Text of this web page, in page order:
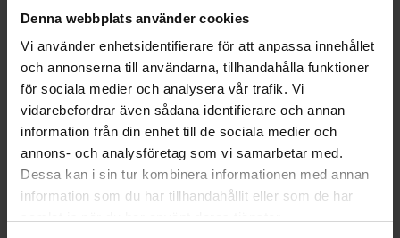
Denna webbplats använder cookies
Vi använder enhetsidentifierare för att anpassa innehållet
och annonserna till användarna, tillhandahålla funktioner
för sociala medier och analysera vår trafik. Vi
vidarebefordrar även sådana identifierare och annan
information från din enhet till de sociala medier och
annons- och analysföretag som vi samarbetar med.
Dessa kan i sin tur kombinera informationen med annan
information som du har tillhandahållit eller som de har
Ljus